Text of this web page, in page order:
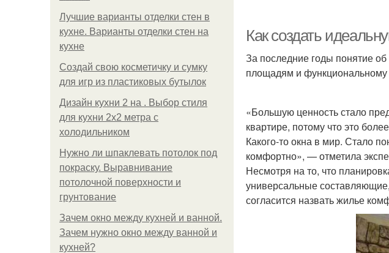
Лучшие варианты отделки стен в
кухне. Варианты отделки стен на
кухне
Создай свою косметичку и сумку
для игр из пластиковых бутылок
Дизайн кухни 2 на . Выбор стиля
для кухни 2х2 метра с
холодильником
Нужно ли шпаклевать потолок под
покраску. Выравнивание
потолочной поверхности и
грунтование
Зачем окно между кухней и ванной.
Зачем нужно окно между ванной и
кухней?
Как создать
За последние годы понятие
площадям и
«Большую ценность стало
квартире, потому что это
Какого-то окна в мир. Стало
комфортно», — отметила
Несмотря на то, что
универсальные
согласится назвать жилье